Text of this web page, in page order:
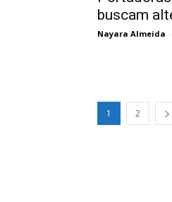
buscam
Nayara Almeida -
1 2